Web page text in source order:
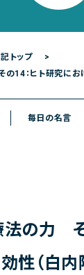
接種
問
わせメールフォーム
トップ
毎日の名言
の力 そ
性（白